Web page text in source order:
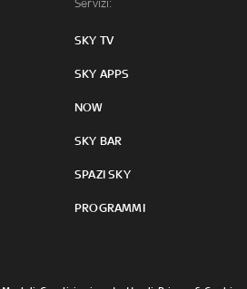
Servizi:
SKY TV
SKY APPS
NOW
SKY BAR
SPAZI SKY
PROGRAMMI